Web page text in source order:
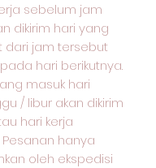
sebelum jam
dikirim hari yang
dari jam tersebut
hari berikutnya.
masuk hari
/ libur akan dikirim
hari kerja
hanya
oleh ekspedisi